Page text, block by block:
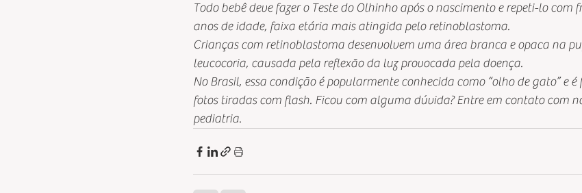
Todo bebê deve fazer o Teste do Olhinho após o nascimento e repeti-lo com
anos de idade, faixa etária mais atingida pelo retinoblastoma.
Crianças com retinoblastoma desenvolvem uma área branca e opaca na
leucocoria, causada pela reflexão da luz provocada pela doença.
No Brasil, essa condição é popularmente conhecida como “olho de gato” e
fotos tiradas com flash. Ficou com alguma dúvida? Entre em contato com
pediatria.